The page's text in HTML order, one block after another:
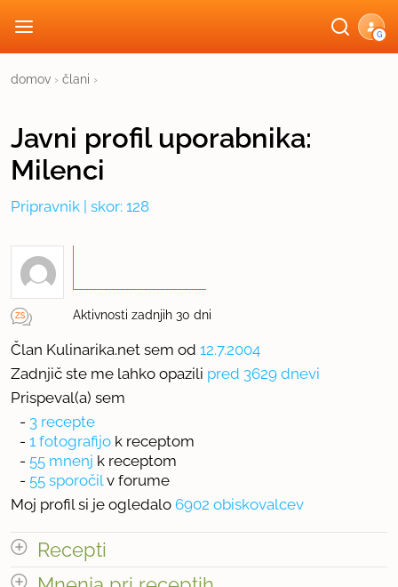
G
domov › člani ›
Javni profiluporabnika:
Milenci
Pripravnik | skor: 128
Aktivnosti zadnjih 30 dni
Član Kulinarika.net sem od 12.7.2004
Zadnjič ste me lahko opazili pred 3629 dnevi
Prispeval(a) sem
- 3 recepte
- 1 fotografijo k receptom
- 55 mnenj k receptom
- 55 sporočil v forume
Moj profil si je ogledalo 6902 obiskovalcev
Recepti